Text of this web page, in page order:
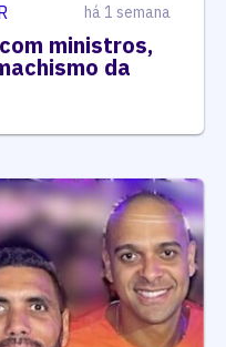
há 1 semana
ministros,
da